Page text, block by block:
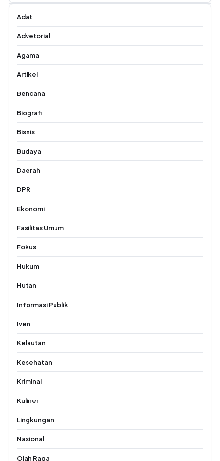
Adat
Advetorial
Agama
Artikel
Bencana
Biografi
Bisnis
Budaya
Daerah
DPR
Ekonomi
Fasilitas Umum
Fokus
Hukum
Hutan
Informasi Publik
Iven
Kelautan
Kesehatan
Kriminal
Kuliner
Lingkungan
Nasional
Olah Raga